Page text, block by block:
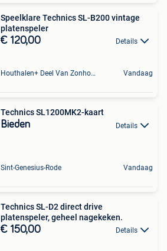
Speelklare Technics SL-B200 vintage
platenspeler
€ 120,00 Details
Houthalen+ Deel Van Zonhoven En Zolder Vandaag
Technics SL1200MK2-kaart
Bieden Details
Sint-Genesius-Rode Vandaag
Technics SL-D2 direct drive
platenspeler, geheel nagekeken.
€ 150,00 Details